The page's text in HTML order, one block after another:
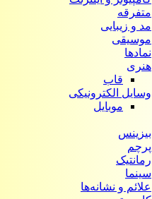
متفرقه
مد و زیبایی
موسیقی
نمادها
هنری
قاب
وسایل الکترونیکی
موبایل
بیزینس
پرچم
رمانتیک
سینما
علائم و نشانه‌ها